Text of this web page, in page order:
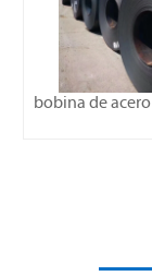
bobina de